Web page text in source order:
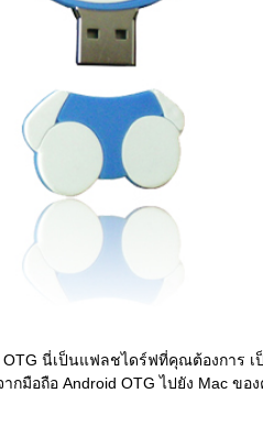
นี่เป็นแฟลชไดร์ฟที่คุณต้องการ เ
กมือถือ Android OTG ไปยัง Mac ขอ